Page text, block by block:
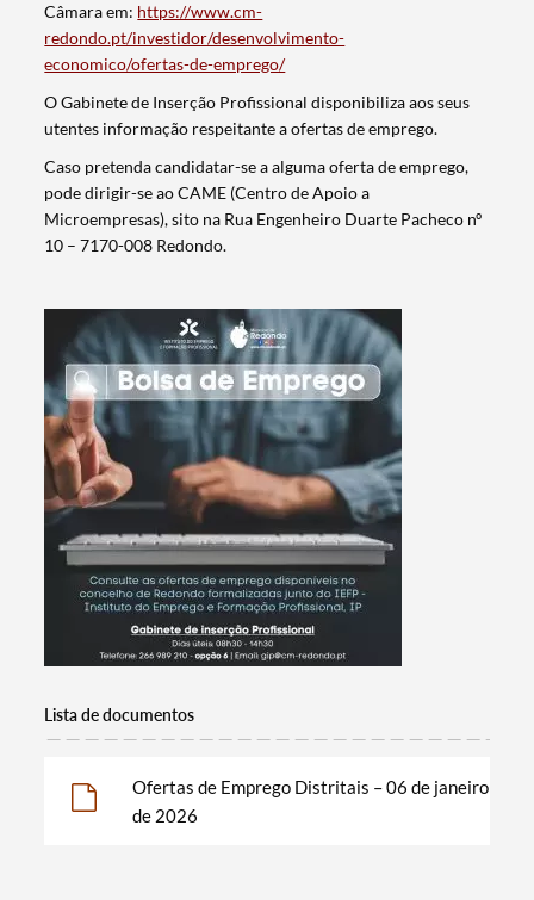
Termo de Pesquisa
Categorias gerais
Filtros
Câmara em: https://www.cm-
redondo.pt/investidor/desenvolvimento-
economico/ofertas-de-emprego/
O Gabinete de Inserção Profissional disponibiliza aos seus
utentes informação respeitante a ofertas de emprego.
Caso pretenda candidatar-se a alguma oferta de emprego,
pode dirigir-se ao CAME (Centro de Apoio a
Microempresas), sito na Rua Engenheiro Duarte Pacheco nº
10 – 7170-008 Redondo.
Lista de documentos
Ofertas de Emprego Distritais – 06 de janeiro
de 2026